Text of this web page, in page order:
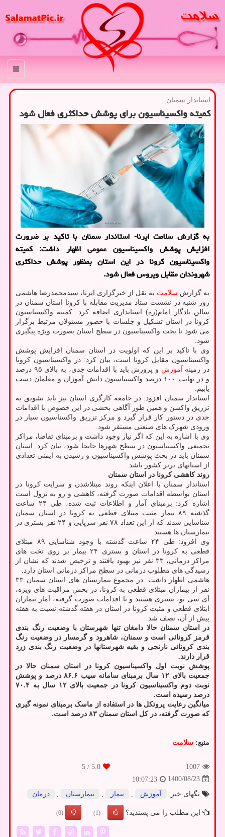
منو
استاندار سمنان:
کمیته واکسیناسیون برای پوشش حداکثری فعال شود
به گزارش سلامت ایرنا- استاندار سمنان با تاکید بر ضرورت
افزایش پوشش واکسیناسیون عمومی اظهار داشت: کمیته
واکسیناسیون کرونا در این استان بمنظور پوشش حداکثری
شهروندان مقابل ویروس فعال شود.
به گزارش سلامت به نقل از خبرگزاری ایرنا، سیدمحمدرضا هاشمی
روز شنبه در نشست ستاد مدیریت مقابله با کرونا استان سمنان در
سالن یادگار امام(ره) استانداری اضافه کرد: کمیته واکسیناسیون
کرونا در استان تشکیل و جلسات با حضور مسئولان مرتبط برگزار
می شود تا بحث واکسیناسیون در سطح استان بصورت ویژه پیگیری
شود.
وی با تاکید بر این که اولویت در استان سمنان افزایش پوشش
واکسیناسیون مقابل کرونا است، بیان کرد: در واکسیناسیون کرونا
در زمینه
آموزش
و پرورش باید با اقدامات جدی، به بالای ۹۵ درصد
و در نهایت ۱۰۰ درصد واکسیناسیون دانش آموزان و معلمان دست
یابیم.
استاندار سمنان افزود: در جامعه کارگری استان نیز باید تشویق به
تزریق واکسن و همین طور آگاهی بخشی در این خصوص با اقدامات
جدی در دستور کار قرار گیرد و مرکز تزریق واکسناسیون سیار در
ورودی شهرک های صنعتی مستقر شود.
وی با اشاره به این که اگر نیاز وجود داشت و برمبنای تقاضا، مراکز
تجمیعی واکسیناسیون در سطح شهرها جابجا شود، بیان کرد: استان
سمنان باید در بحث پوشش واکسیناسیون و رسیدن به ایمنی تعدادی
از استانهای برتر کشور باشد.
روند کاهشی کرونا در استان سمنان
استاندار سمنان با اعلان اینکه روند مبتلاشدن و سرایت کرونا در
استان بواسطه اقدامات صورت گرفته، کاهشی و رو به نزول است
اشاره کرد: برمبنای آمار و اطلاعات ثبت شده، طی ۲۴ ساعت
گذشته ۸۹ بیمار مثبت مبتلای قطعی به کرونا در استان سمنان
شناسایی شدند که از این تعداد ۷۸ نفر سرپایی و ۲۴ نفر بستری در
بیمارستان ها هستند.
وی افزود: طی ۲۴ ساعت گذشته با وجود شناسایی ۸۹ مبتلای
قطعی به کرونا در استان و بستری ۲۴ بیمار بر روی تخت های
مراکز درمانی، ۳۳ نفر نیز بهبود یافتند و ترخیص شدند که نشان از
رسیدگی های مطلوب درمانی در سطح مراکز درمانی استان دارد.
هاشمی اظهار داشت: در مجموع بیمارستان های استان سمنان ۳۳
نفر از بیماران مبتلای قطعی به کرونا، در بخش مراقبت های ویژه،
آی سی یو، بستری هستند و با اقدامات صورت گرفته، آمار بیماران
ابتلای قطعی و مثبت کرونا در استان در هفته گذشته نسبت به هفته
پیش از آن، نصف شد.
در استان سمنان حالا دامغان تنها شهرستان با وضعیت رنگ بندی
قرمز کرونائی است و سمنان، شاهرود و گرمسار در وضعیت رنگ
بندی کرونائی نارنجی و بقیه شهرستانها در وضعیت رنگ بندی زرد
قرار دارند.
پوشش نوبت اول واکسیناسیون کرونا در استان سمنان حالا در
جمعیت بالای ۱۲ سال برمبنای سامانه سیب ۸۶.۶ درصد و پوشش
نوبت دوم واکسیناسیون کرونا در جمعیت بالای ۱۲ سال به ۷۰.۴
درصد رسیده است.
میانگین رعایت پروتکل ها در استفاده از ماسک برمبنای نمونه گیری
که صورت گرفته، در کل استان سمنان ۸۳ درصد است.
منبع: سلامت
1007
5.0
/ 5
1400/08/23
10:07:23
تگهای خبر:
آموزش , بیمار , بیمارستان , درمان
این مطلب را می پسندید؟ (1)
(0)